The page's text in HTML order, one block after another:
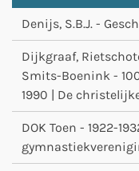
Denijs, S.B.J. -
Dijkgraaf,
Smits-Boenink -
1990 | De
DOK Toen - 1922-